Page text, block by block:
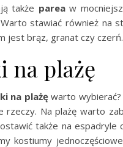
także pareaw
stawiać również na
jest brąz, granat czy czerń.
na plażę
na plażęwarto
rzeczy. Na plażę warto
także na
kostiumy